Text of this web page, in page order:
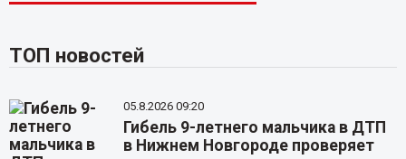
ТОП новостей
05.8.2026 09:20
Гибель 9-летнего мальчика в ДТП
в Нижнем Новгороде проверяет